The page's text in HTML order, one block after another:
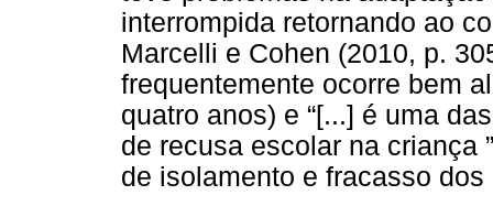
interrompida retornando ao
Marcelli e Cohen (2010, p.
frequentemente ocorre bem
quatro anos) e “[...] é uma
de recusa escolar na criança
de isolamento e fracasso